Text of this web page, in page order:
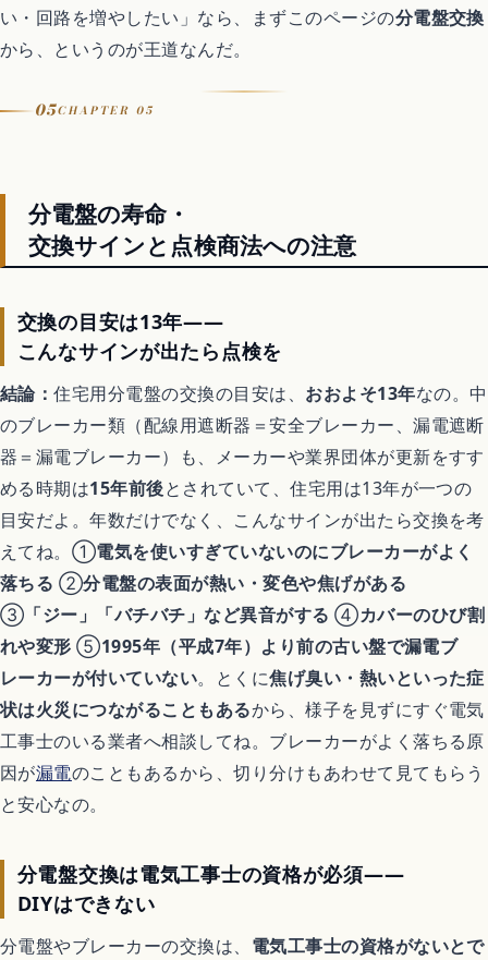
い・回路を増やしたい」なら、まずこのページの分電盤交換
から、というのが王道なんだ。
05CHAPTER 05
分電盤の寿命・
交換サインと点検商法への注意
交換の目安は13年——
こんなサインが出たら点検を
結論：住宅用分電盤の交換の目安は、 おおよそ13年なの。中
のブレーカー類（配線用遮断器＝安全ブレーカー、漏電遮断
器＝漏電ブレーカー）も、メーカーや業界団体が更新をすす
める時期は15年前後とされていて、住宅用は13年が一つの
目安だよ。年数だけでなく、こんなサインが出たら交換を考
えてね。①電気を使いすぎていないのにブレーカーがよく
落ちる ②分電盤の表面が熱い・変色や焦げがある
③ 「ジー」「バチバチ」など異音がする ④カバーのひび割
れや変形 ⑤1995年（平成7年）より前の古い盤で漏電ブ
レーカーが付いていない。とくに焦げ臭い・熱いといった症
状は火災につながることもあるから、様子を見ずにすぐ電気
工事士のいる業者へ相談してね。ブレーカーがよく落ちる原
因が漏電のこともあるから、切り分けもあわせて見てもらう
と安心なの。
分電盤交換は電気工事士の資格が必須——
DIYはできない
分電盤やブレーカーの交換は、 電気工事士の資格がないとで